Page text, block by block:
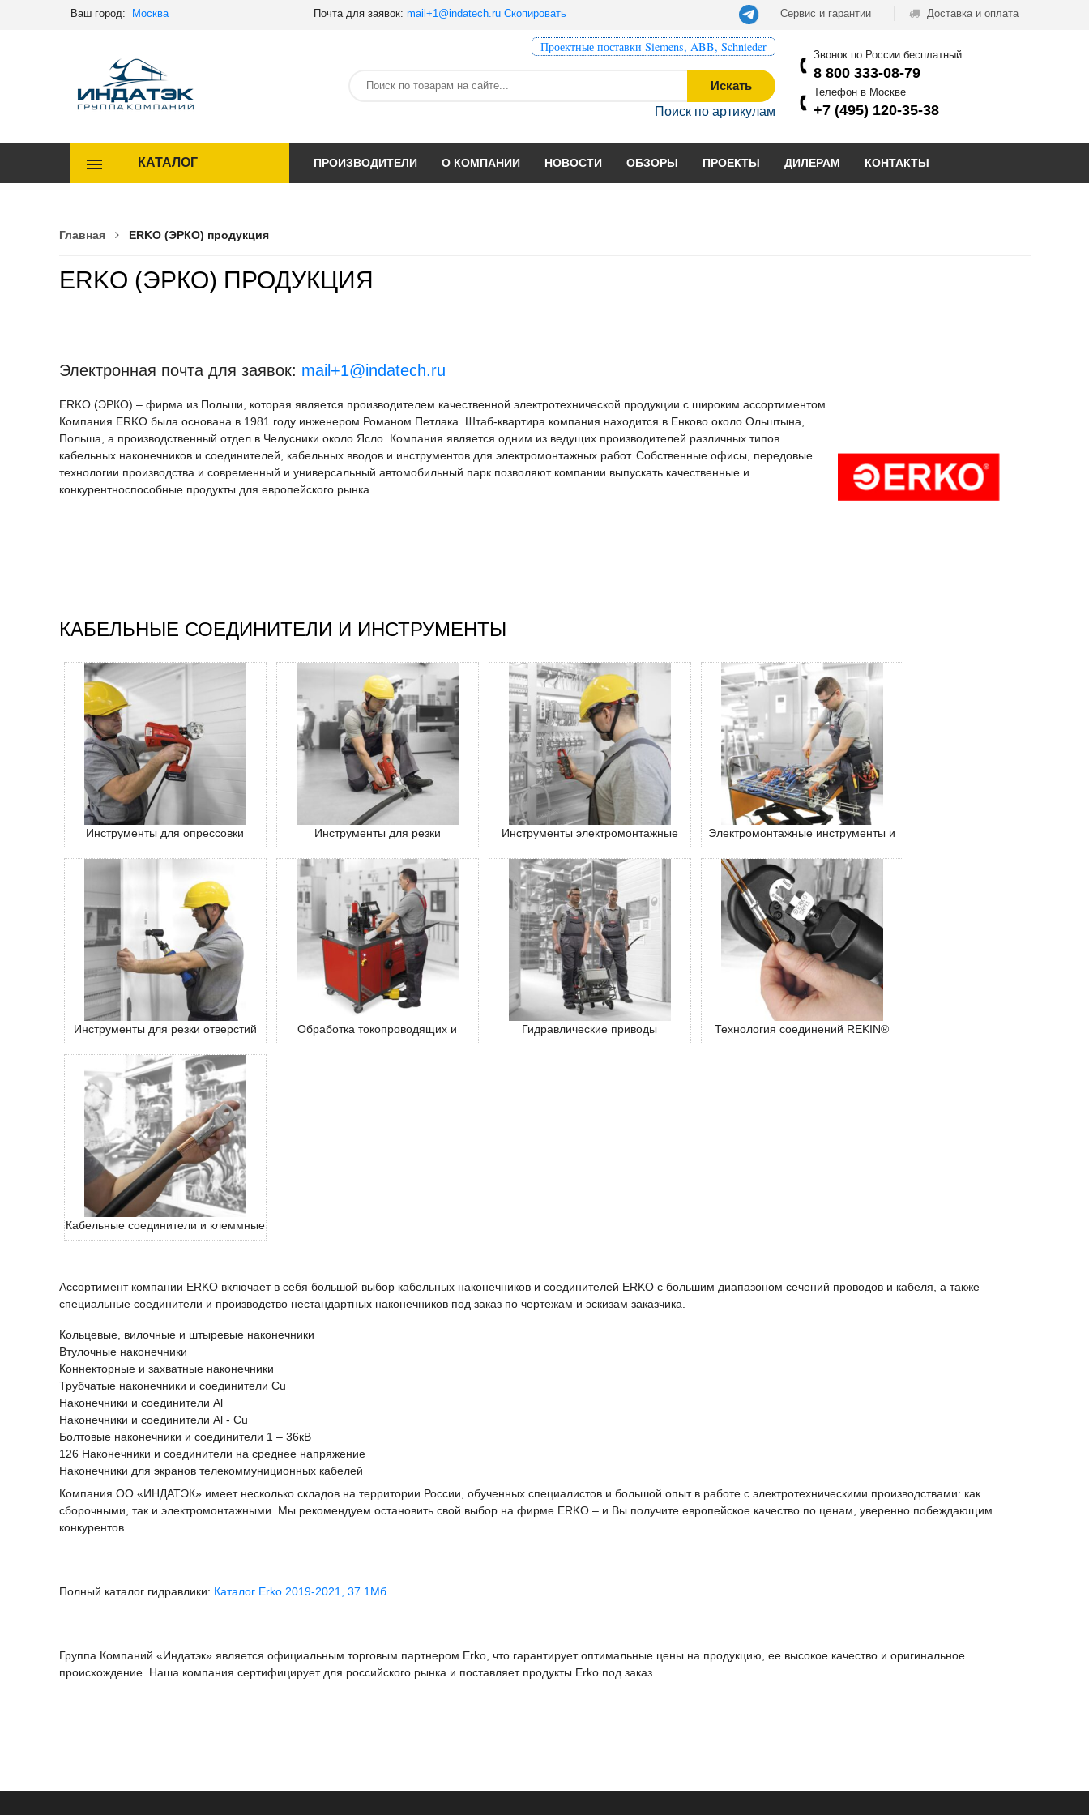
Ваш город: Москва Почта для заявок: mail+1@indatech.ru Скопировать Сервис и гарантии Доставка и оплата
Проектные поставки Siemens, ABB, Schnieder
Искать
Поиск по артикулам
Звонок по России бесплатный
8 800 333-08-79
Телефон в Москве
+7 (495) 120-35-38
КАТАЛОГ ПРОИЗВОДИТЕЛИ О КОМПАНИИ НОВОСТИ ОБЗОРЫ ПРОЕКТЫ ДИЛЕРАМ КОНТАКТЫ
Главная ERKO (ЭРКО) продукция
ERKO (ЭРКО) ПРОДУКЦИЯ
Электронная почта для заявок: mail+1@indatech.ru
ERKO (ЭРКО) – фирма из Польши, которая является производителем качественной электротехнической продукции с широким ассортиментом.
Компания ERKO была основана в 1981 году инженером Романом Петлака. Штаб-квартира компания находится в Енково около Ольштына,
Польша, а производственный отдел в Челусники около Ясло. Компания является одним из ведущих производителей различных типов
кабельных наконечников и соединителей, кабельных вводов и инструментов для электромонтажных работ. Собственные офисы, передовые
технологии производства и современный и универсальный автомобильный парк позволяют компании выпускать качественные и
конкурентноспособные продукты для европейского рынка.
КАБЕЛЬНЫЕ СОЕДИНИТЕЛИ И ИНСТРУМЕНТЫ
Инструменты для опрессовки Инструменты для резки Инструменты электромонтажные
Электромонтажные инструменты и
оснащение
Инструменты для резки отверстий
Обработка токопроводящих и
монтажных шин
Гидравлические приводы Технология соединений REKIN®
Кабельные соединители и клеммные
наконечники
Ассортимент компании ERKO включает в себя большой выбор кабельных наконечников и соединителей ERKO с большим диапазоном сечений проводов и кабеля, а также
специальные соединители и производство нестандартных наконечников под заказ по чертежам и эскизам заказчика.
Кольцевые, вилочные и штыревые наконечники
Втулочные наконечники
Коннекторные и захватные наконечники
Трубчатые наконечники и соединители Cu
Наконечники и соединители Al
Наконечники и соединители Al - Cu
Болтовые наконечники и соединители 1 – 36кВ
126 Наконечники и соединители на среднее напряжение
Наконечники для экранов телекоммуниционных кабелей
Компания ОО «ИНДАТЭК» имеет несколько складов на территории России, обученных специалистов и большой опыт в работе с электротехническими производствами: как
сборочными, так и электромонтажными. Мы рекомендуем остановить свой выбор на фирме ERKO – и Вы получите европейское качество по ценам, уверенно побеждающим
конкурентов.
Полный каталог гидравлики: Каталог Erko 2019-2021, 37.1Мб
Группа Компаний «Индатэк» является официальным торговым партнером Erko, что гарантирует оптимальные цены на продукцию, ее высокое качество и оригинальное
происхождение. Наша компания сертифицирует для российского рынка и поставляет продукты Erko под заказ.